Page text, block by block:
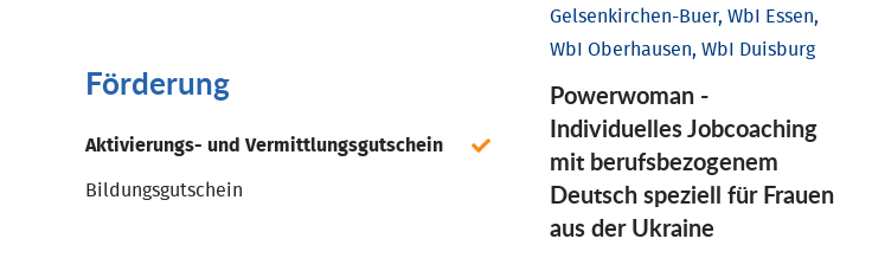
Förderung
Aktivierungs- und Vermittlungsgutschein
Bildungsgutschein
Gelsenkirchen-Buer, WbI Essen,
WbI Oberhausen, WbI Duisburg
Powerwoman -
Individuelles Jobcoaching
mit berufsbezogenem
Deutsch speziell für Frauen
aus der Ukraine